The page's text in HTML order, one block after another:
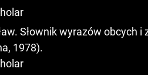
Słownik wyrazów
1978).